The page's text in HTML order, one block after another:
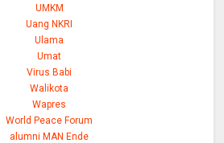
UMKM
Uang NKRI
Ulama
Umat
Virus Babi
Walikota
Wapres
World Peace Forum
alumni MAN Ende